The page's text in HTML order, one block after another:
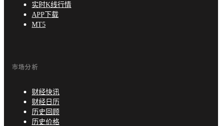
实时K线行情
APP下载
MT5
市场分析
财经快讯
财经日历
历史回顾
历史价格